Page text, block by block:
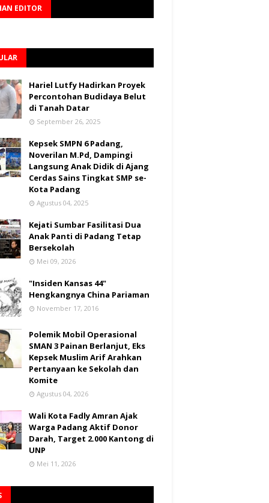
EDITOR
Hariel Lutfy Hadirkan Proyek
Percontohan Budidaya Belut
di Tanah Datar
September 26, 2025
Kepsek SMPN 6 Padang,
Noverilan M.Pd, Dampingi
Langsung Anak Didik di Ajang
Cerdas Sains Tingkat SMP se-
Kota Padang
Agustus 04, 2025
Kejati Sumbar Fasilitasi Dua
Anak Panti di Padang Tetap
Bersekolah
Mei 09, 2026
"Insiden Kansas 44"
Hengkangnya China Pariaman
November 17, 2016
Polemik Mobil Operasional
SMAN 3 Painan Berlanjut, Eks
Kepsek Muslim Arif Arahkan
Pertanyaan ke Sekolah dan
Komite
Agustus 04, 2026
Wali Kota Fadly Amran Ajak
Warga Padang Aktif Donor
Darah, Target 2.000 Kantong di
UNP
Mei 11, 2026